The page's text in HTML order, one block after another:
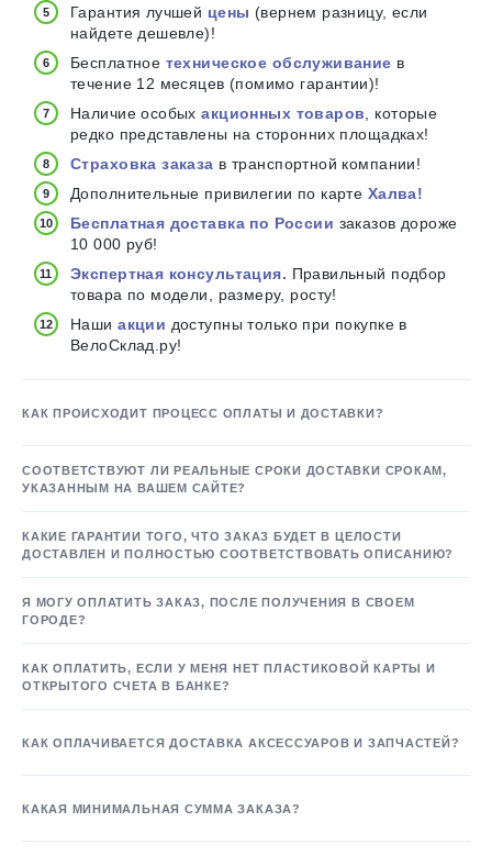
Гарантия лучшей цены (вернем разницу, если
найдете дешевле)!
Бесплатное техническое обслуживание в
течение 12 месяцев (помимо гарантии)!
Наличие особыхакционных товаров , которые
редко представлены на сторонних площадках!
Страховка заказа в транспортной компании!
Дополнительные привилегии по карте Халва!
Бесплатная доставка по России заказов дороже
10 000 руб!
Экспертная консультация. Правильный подбор
товара по модели, размеру, росту!
Нашиакции доступны только при покупке в
ВелоСклад.ру!
КАК ПРОИСХОДИТ ПРОЦЕСС ОПЛАТЫ И ДОСТАВКИ?
СООТВЕТСТВУЮТ ЛИ РЕАЛЬНЫЕ СРОКИ ДОСТАВКИ СРОКАМ,
УКАЗАННЫМ НА ВАШЕМ САЙТЕ?
КАКИЕ ГАРАНТИИ ТОГО, ЧТО ЗАКАЗ БУДЕТ В ЦЕЛОСТИ
ДОСТАВЛЕН И ПОЛНОСТЬЮ СООТВЕТСТВОВАТЬ ОПИСАНИЮ?
Я МОГУ ОПЛАТИТЬ ЗАКАЗ, ПОСЛЕ ПОЛУЧЕНИЯ В СВОЕМ
ГОРОДЕ?
КАК ОПЛАТИТЬ, ЕСЛИ У МЕНЯ НЕТ ПЛАСТИКОВОЙ КАРТЫ И
ОТКРЫТОГО СЧЕТА В БАНКЕ?
КАК ОПЛАЧИВАЕТСЯ ДОСТАВКА АКСЕССУАРОВ И ЗАПЧАСТЕЙ?
КАКАЯ МИНИМАЛЬНАЯ СУММА ЗАКАЗА?